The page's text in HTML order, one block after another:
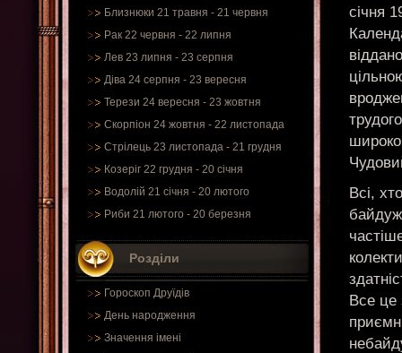
Близнюки 21 травня - 21 червня
Рак 22 червня - 22 липня
Лев 23 липня - 23 серпня
Діва 24 серпня - 23 вересня
Терези 24 вересня - 23 жовтня
Скорпіон 24 жовтня - 22 листопада
Стрілець 23 листопада - 21 грудня
Козеріг 22 грудня - 20 січня
Водолій 21 січня - 20 лютого
Риби 21 лютого - 20 березня
Розділи
Гороскоп Друїдів
День народження
Значення імені
січня
Всі,
Все це